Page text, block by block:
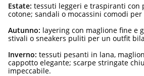
Estate: tessuti leggeri e traspiranti con
cotone; sandali o mocassini comodi per
Autunno: layering con maglione fine e
stivali o sneakers puliti per un outfit
Inverno: tessuti pesanti in lana,
cappotto elegante; scarpe stringate
impeccabile.